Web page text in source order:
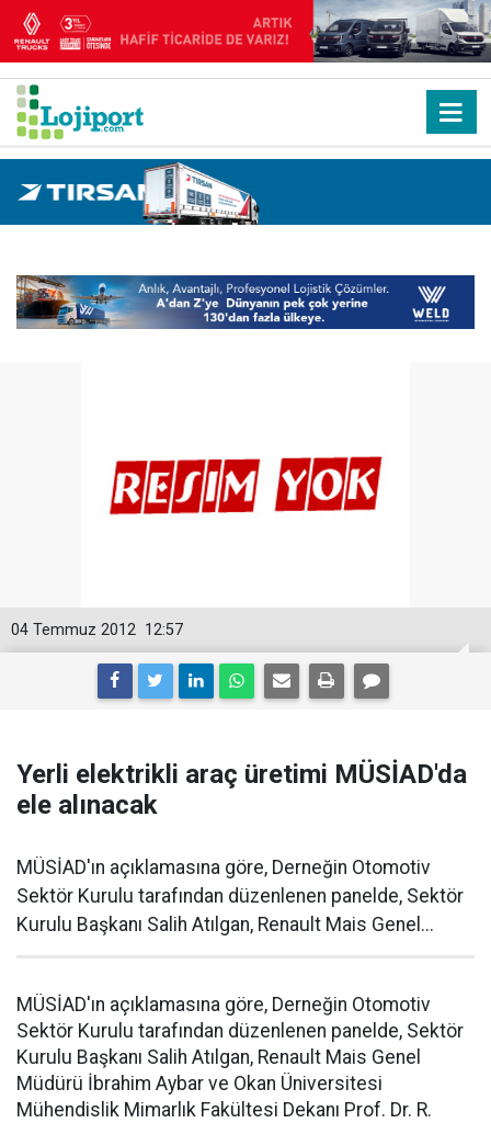
12:57
04 Temmuz 2012
Yerli elektrikli araç üretimi MÜSİAD'da
ele alınacak
MÜSİAD'ın açıklamasına göre, Derneğin Otomotiv
Sektör Kurulu tarafından düzenlenen panelde, Sektör
Kurulu Başkanı Salih Atılgan, Renault Mais Genel...
MÜSİAD'ın açıklamasına göre, Derneğin Otomotiv
Sektör Kurulu tarafından düzenlenen panelde, Sektör
Kurulu Başkanı Salih Atılgan, Renault Mais Genel
Müdürü İbrahim Aybar ve Okan Üniversitesi
Mühendislik Mimarlık Fakültesi Dekanı Prof. Dr. R.